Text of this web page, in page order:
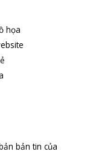
họa
bản tin của